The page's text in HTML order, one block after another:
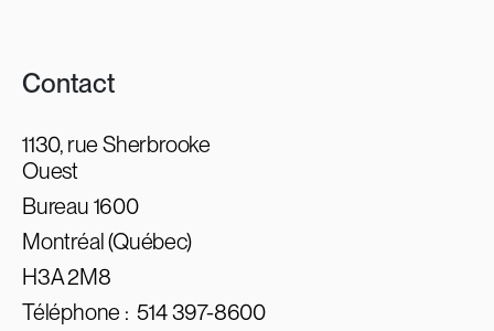
Contact
1130, rue Sherbrooke
Ouest
Bureau 1600
Montréal (Québec)
H3A 2M8
Téléphone :514 397-8600